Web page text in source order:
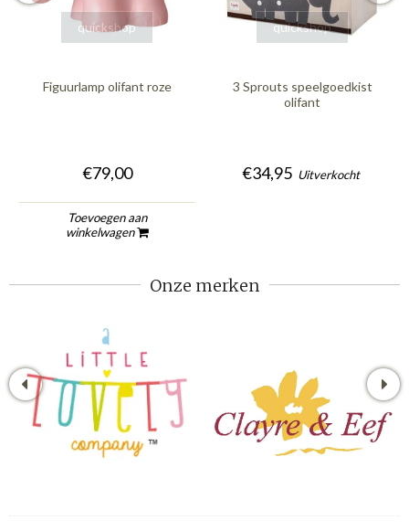
quickshop
Figuurlamp olifant roze
€79,00
Toevoegen aan
winkelwagen
quickshop
3 Sprouts speelgoedkist
olifant
€34,95 Uitverkocht
Onze merken